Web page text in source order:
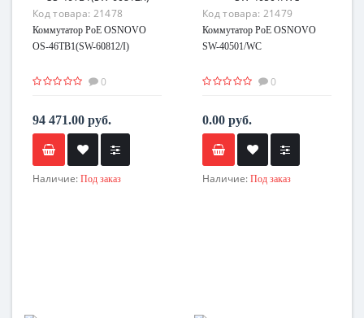
Код товара: 21478
Коммутатор PoE OSNOVO
OS-46TB1(SW-60812/I)
0
94 471.00 руб.
Наличие: Под заказ
Код товара: 21479
Коммутатор PoE OSNOVO
SW-40501/WC
0
0.00 руб.
Наличие: Под заказ